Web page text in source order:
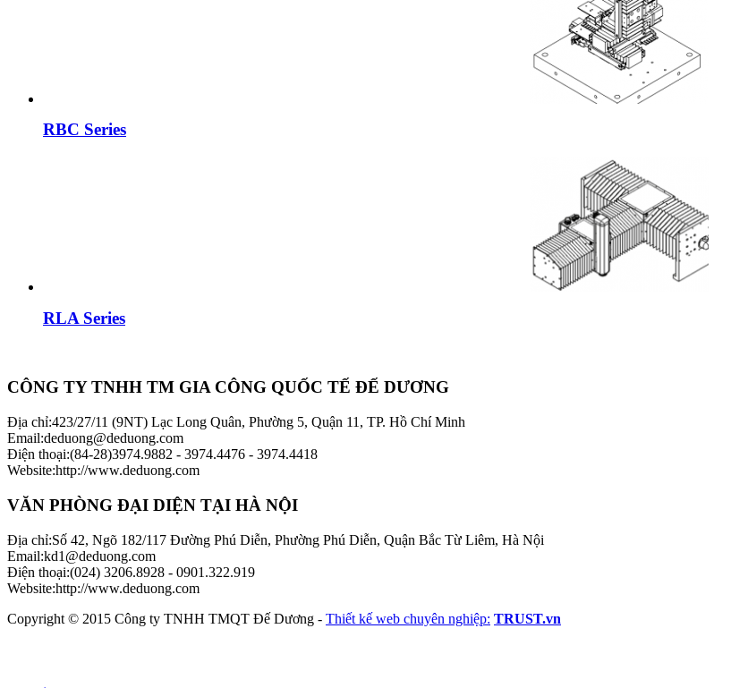
RBC Series
RLA Series
CÔNG TY TNHH TM GIA CÔNG QUỐC TẾ ĐẾ DƯƠNG
Địa chỉ:423/27/11 (9NT) Lạc Long Quân, Phường 5, Quận 11, TP. Hồ Chí Minh
Email:deduong@deduong.com
Điện thoại:(84-28)3974.9882 - 3974.4476 - 3974.4418
Website:http://www.deduong.com
VĂN PHÒNG ĐẠI DIỆN TẠI HÀ NỘI
Địa chỉ:Số 42, Ngõ 182/117 Đường Phú Diễn, Phường Phú Diễn, Quận Bắc Từ Liêm, Hà Nội
Email:kd1@deduong.com
Điện thoại:(024) 3206.8928 - 0901.322.919
Website:http://www.deduong.com
Copyright © 2015 Công ty TNHH TMQT Đế Dương - Thiết kế web chuyên nghiệp: TRUST.vn